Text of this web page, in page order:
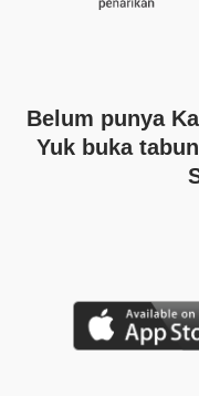
Belum punya
Yuk buka